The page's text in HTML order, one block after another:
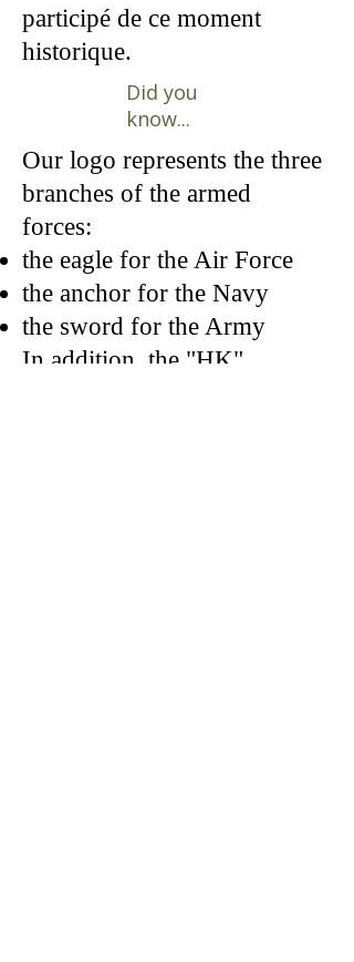
participé de ce moment
historique. ​
Did you
know...
Our logo represents the three
branches of the armed
forces:
the eagle for the Air Force
the anchor for the Navy
the sword for the Army
In addition, the "HK"